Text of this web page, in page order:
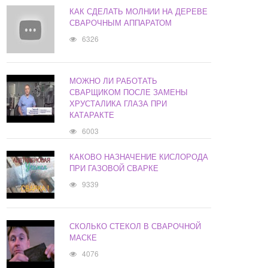
КАК СДЕЛАТЬ МОЛНИИ НА ДЕРЕВЕ
СВАРОЧНЫМ АППАРАТОМ
6326
МОЖНО ЛИ РАБОТАТЬ
СВАРЩИКОМ ПОСЛЕ ЗАМЕНЫ
ХРУСТАЛИКА ГЛАЗА ПРИ
КАТАРАКТЕ
6003
КАКОВО НАЗНАЧЕНИЕ КИСЛОРОДА
ПРИ ГАЗОВОЙ СВАРКЕ
9339
СКОЛЬКО СТЕКОЛ В СВАРОЧНОЙ
МАСКЕ
4076